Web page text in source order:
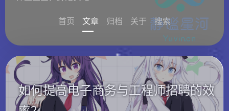
首页
文章 归档 关于 搜索
如何提高电子商务与工程师招聘的效